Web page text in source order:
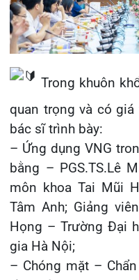
– Chóng mặt – Chẩn
lâm sàng – ThS.BS.Vũ
Khoa Thần Kinh, Bệnh
Phòng.
Hội thảo không chỉ
chuyên môn mà còn là
mở, là dịp để các chuyên
y tế cùng nhau trao đổi
nhất trong chẩn đoán và
nội dung phong phú,
thảo đã để lại nhiều dấu
khẳng định vai trò quan
cao năng lực chuyên
nhằm không ngừng
khám, chữa bệnh.
Tin mới nhất